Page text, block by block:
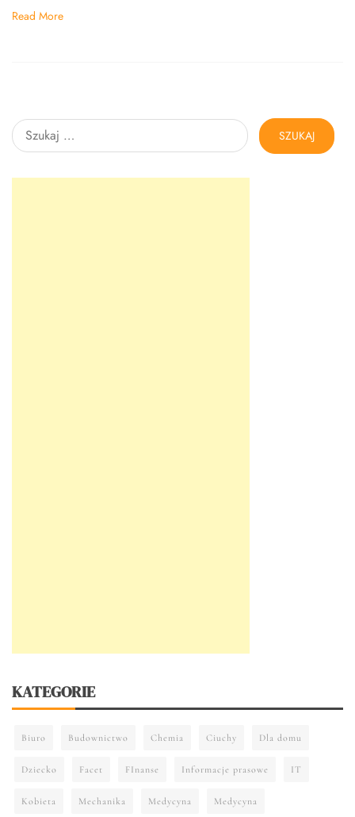
Read More
Szukaj:
KATEGORIE
Biuro Budownictwo Chemia Ciuchy Dla domu
Dziecko Facet FInanse Informacje prasowe IT
Kobieta Mechanika Medycyna Medycyna